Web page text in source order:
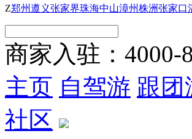
Z郑州遵义张家界珠海中山漳州株洲张家口
商家入驻： 4000-
主页 自驾游 跟团
社区